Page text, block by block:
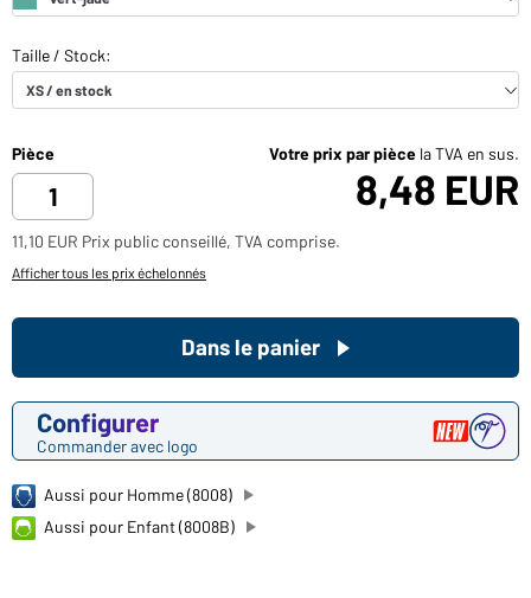
Pièce Votre prix par pièce la TVA en sus.
8,48 EUR
11,10 EUR Prix public conseillé, TVA comprise.
Afficher tous les prix échelonnés
Configurer
Commander avec logo
Dans le panier
Aussi pour Homme (8008)
Aussi pour Enfant (8008B)